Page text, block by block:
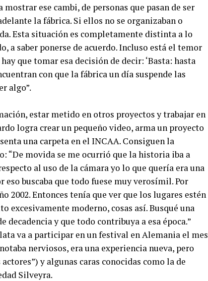
ese cambi, de personas que pasan de ser
la fábrica. Si ellos no se organizaban o
Esta situación es completamente distinta a lo
a saber ponerse de acuerdo. Incluso está el temor
que tomar esa decisión de decir: ‘Basta: hasta
con que la fábrica un día suspende las
algo”.
estar metido en otros proyectos y trabajar en
logra crear un pequeño video, arma un proyecto
una carpeta en el INCAA. Consiguen la
“De movida se me ocurrió que la historia iba a
al uso de la cámara yo lo que quería era una
buscaba que todo fuese muy verosímil. Por
2002. Entonces tenía que ver que los lugares estén
excesivamente moderno, cosas así. Busqué una
y que todo contribuya a esa época.”
va a participar en un festival en Alemania el mes
nerviosos, era una experiencia nueva, pero
y algunas caras conocidas como la de
Silveyra.